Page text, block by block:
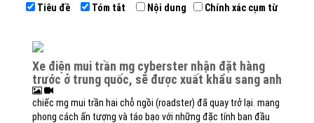
Tiêu đề Tóm tắt Nội dung Chính xác cụm từ
xe điện mui trần mg cyberster nhận đặt hàng
trước ở trung quốc, sẽ được xuất khẩu sang anh
chiếc mg mui trần hai chỗ ngồi (roadster) đã quay trở lại. mang
phong cách ấn tượng và táo bạo với những đặc tính ban đầu